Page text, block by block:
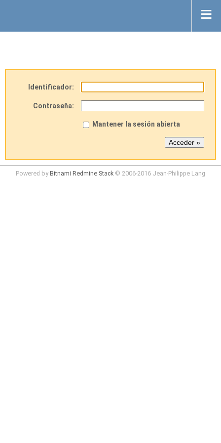
Identificador:
Contraseña:
Mantener la sesión abierta
Powered by Bitnami Redmine Stack © 2006-2016 Jean-Philippe Lang